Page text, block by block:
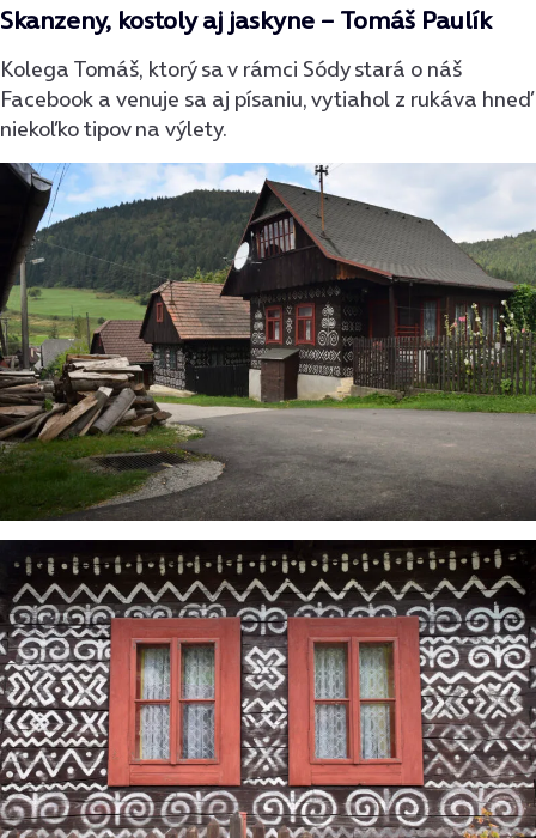
Skanzeny, kostoly aj jaskyne – Tomáš Paulík
Kolega Tomáš, ktorý sa v rámci Sódy stará o náš
Facebook a venuje sa aj písaniu, vytiahol z rukáva hneď
niekoľko tipov na výlety.